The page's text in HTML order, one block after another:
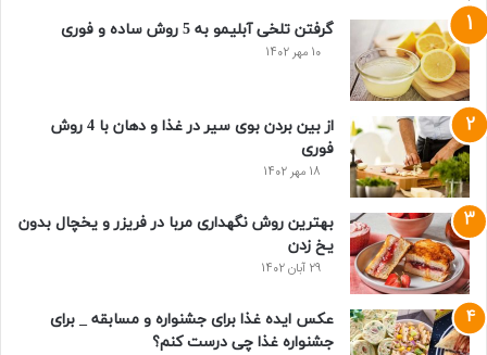
گرفتن تلخی آبلیمو به 5 روش ساده و فوری
10 مهر 1402
از بین بردن بوی سیر در غذا و دهان با 4 روش
فوری
18 مهر 1402
بهترین روش نگهداری مربا در فریزر و یخچال بدون
یخ زدن
29 آبان 1402
عکس ایده غذا برای جشنواره و مسابقه _ برای
جشنواره غذا چی درست کنم؟